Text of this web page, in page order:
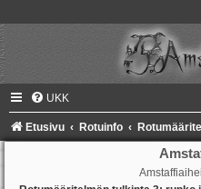
UKK
Etusivu Rotuinfo